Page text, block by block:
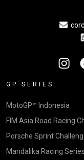
GP SERIES
MotoGP™ Indonesia
FIM Asia Road Racing
Porsche Sprint
Mandalika Racing Series